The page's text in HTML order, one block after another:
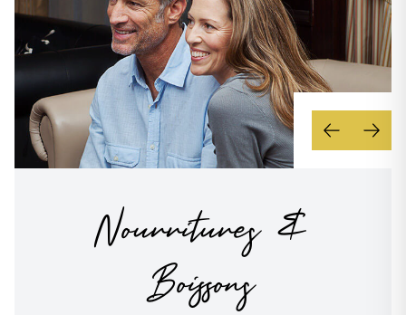
Nourritures &
Boissons